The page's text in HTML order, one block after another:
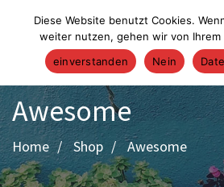
Awesome
Home Shop Awesome
Diese Website benutzt Cookies.
weiter nutzen, gehen wir von Ihrem
einverstanden
Nein